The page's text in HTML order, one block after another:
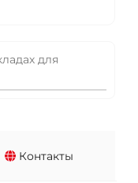
для
Контакты